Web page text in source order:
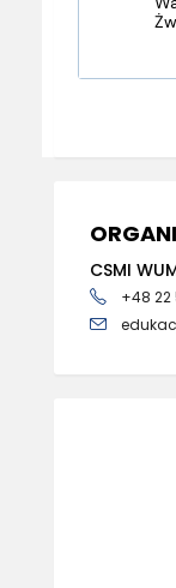
CSMI
+48 22